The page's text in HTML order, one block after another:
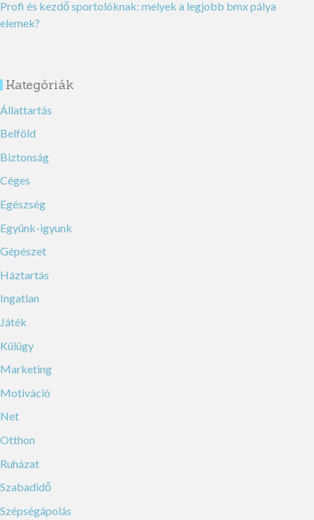
Profi és kezdő sportolóknak: melyek a legjobb bmx pálya
elemek?
Kategóriák
Állattartás
Belföld
Biztonság
Céges
Egészség
Együnk-igyunk
Gépészet
Háztartás
Ingatlan
Játék
Külügy
Marketing
Motiváció
Net
Otthon
Ruházat
Szabadidő
Szépségápolás